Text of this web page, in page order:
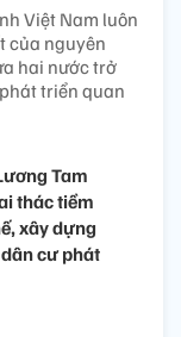
Việt Nam luôn
của nguyên
hai nước trở
triển quan
Tam
thác tiềm
xây dựng
cư phát